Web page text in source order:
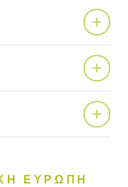
ΕΥΡΩΠΗ